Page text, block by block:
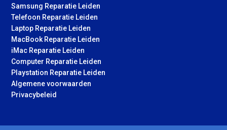
Samsung Reparatie Leiden
Telefoon Reparatie Leiden
Laptop Reparatie Leiden
MacBook Reparatie Leiden
iMac Reparatie Leiden
Computer Reparatie Leiden
Playstation Reparatie Leiden
Algemene voorwaarden
Privacybeleid